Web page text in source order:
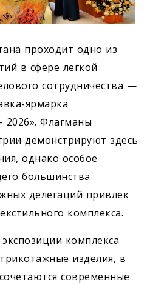
проходит одно из
в сфере легкой
сотрудничества —
ярмарка
2026». Флагманы
демонстрируют здесь
однако особое
большинства
делегаций привлек
комплекса.
комплекса
изделия, в
современные